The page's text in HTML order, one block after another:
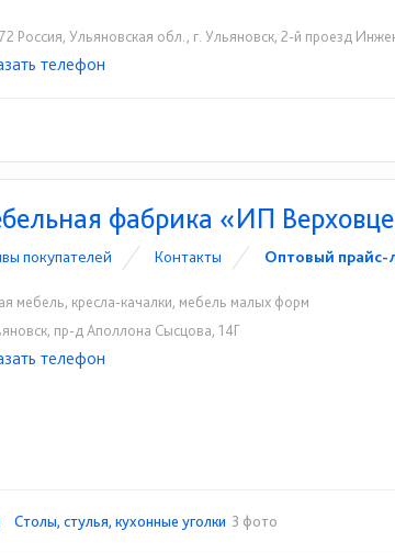
Россия, Ульяновская обл., г. Ульяновск, 2-й проезд
(927) 630-62-82
телефон
фабрика «ИП
покупателей Контакты Оптовый прайс-
мебель, кресла-качалки, мебель малых форм
пр-д Аполлона Сысцова, 14Г
637-27-82
телефон
Столы, стулья, кухонные уголки 3 фото